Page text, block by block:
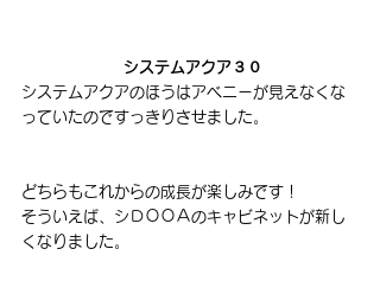
システムアクア３０
システムアクアのほうはアベニーが見えなくな
っていたのですっきりさせました。
どちらもこれからの成長が楽しみです！
そういえば、シＤＯＯＡのキャビネットが新し
くなりました。